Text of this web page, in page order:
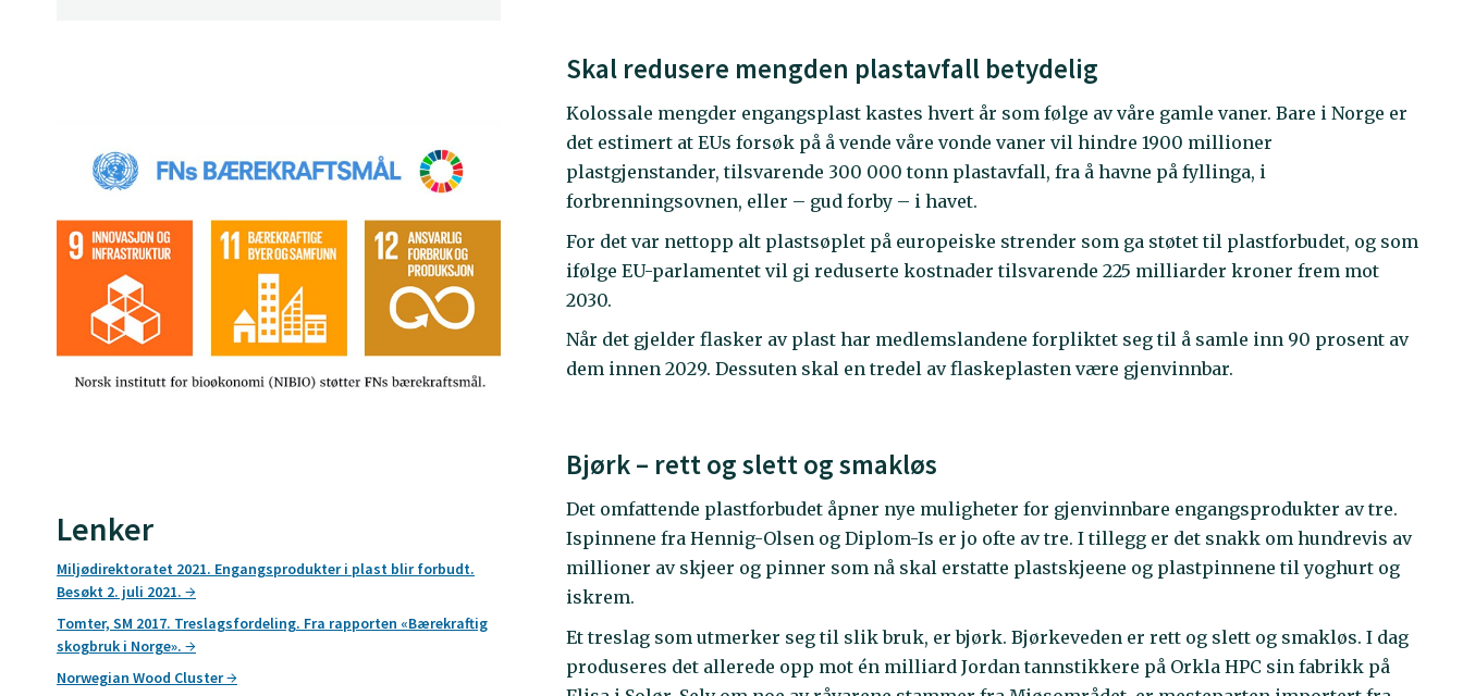
Skal redusere mengden plastavfall betydelig
Kolossale mengder engangsplast kastes hvert år som følge av våre gamle vaner. Bare i Norge er
det estimert at EUs forsøk på å vende våre vonde vaner vil hindre 1900 millioner
plastgjenstander, tilsvarende 300 000 tonn plastavfall, fra å havne på fyllinga, i
forbrenningsovnen, eller – gud forby – i havet.
For det var nettopp alt plastsøplet på europeiske strender som ga støtet til plastforbudet, og som
ifølge EU-parlamentet vil gi reduserte kostnader tilsvarende 225 milliarder kroner frem mot
2030.
Når det gjelder flasker av plast har medlemslandene forpliktet seg til å samle inn 90 prosent av
dem innen 2029. Dessuten skal en tredel av flaskeplasten være gjenvinnbar.
Bjørk – rett og slett og smakløs
Det omfattende plastforbudet åpner nye muligheter for gjenvinnbare engangsprodukter av tre.
Ispinnene fra Hennig-Olsen og Diplom-Is er jo ofte av tre. I tillegg er det snakk om hundrevis av
millioner av skjeer og pinner som nå skal erstatte plastskjeene og plastpinnene til yoghurt og
iskrem.
Et treslag som utmerker seg til slik bruk, er bjørk. Bjørkeveden er rett og slett og smakløs. I dag
produseres det allerede opp mot én milliard Jordan tannstikkere på Orkla HPC sin fabrikk på
Lenker
Miljødirektoratet 2021. Engangsprodukter i plast blir forbudt.
Besøkt 2. juli 2021.
Tomter, SM 2017. Treslagsfordeling. Fra rapporten «Bærekraftig
skogbruk i Norge».
Norwegian Wood Cluster